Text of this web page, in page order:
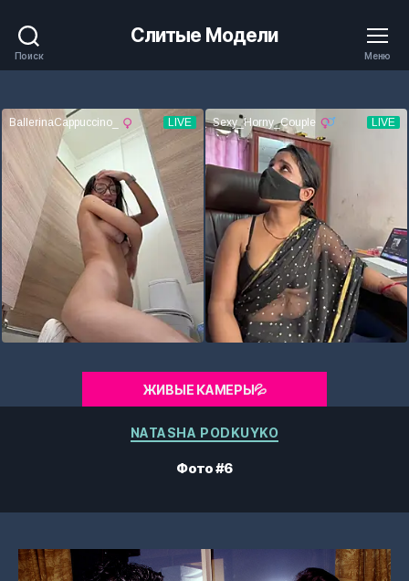
Поиск
Слитые Модели
Меню
ЖИВЫЕ КАМЕРЫ💦
Категории
NATASHA PODKUYKO
Фото #6